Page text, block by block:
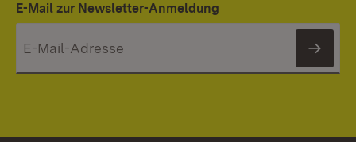
E-Mail zur Newsletter-Anmeldung